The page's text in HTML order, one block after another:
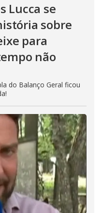
Lucca se
sobre
para
não
do Balanço Geral ficou